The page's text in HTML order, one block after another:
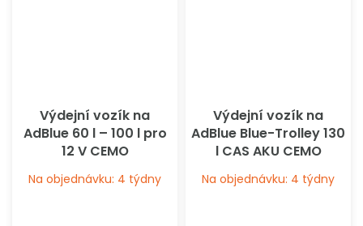
Výdejní vozík na
AdBlue 60 l – 100 l pro
12 V CEMO
Na objednávku: 4 týdny
Výdejní vozík na
AdBlue Blue-Trolley 130
l CAS AKU CEMO
Na objednávku: 4 týdny